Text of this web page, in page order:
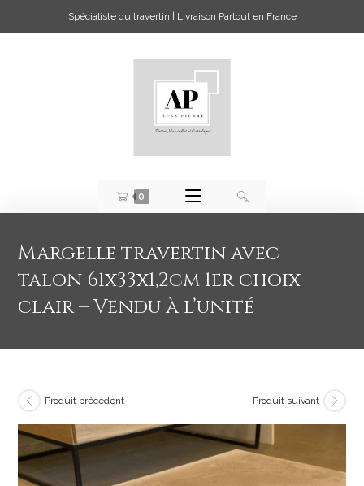
Spécialiste du travertin | Livraison Partout en France
0
Margelle travertin avec
talon 61x33x1,2cm 1er choix
clair – Vendu à l’unité
Produit précédent Produit suivant